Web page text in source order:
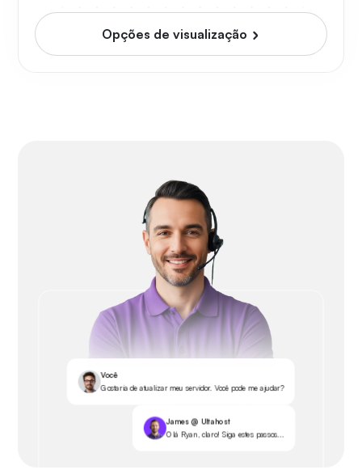
Opções de visualização
Você
Gostaria de atualizar meu servidor. Você pode me ajudar?
James @ Ultahost
Olá Ryan, claro! Siga estes passos...